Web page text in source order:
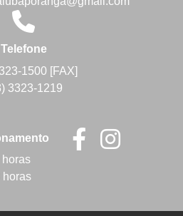
Telefone
1500 [FAX]
3323-1219
horas
horas